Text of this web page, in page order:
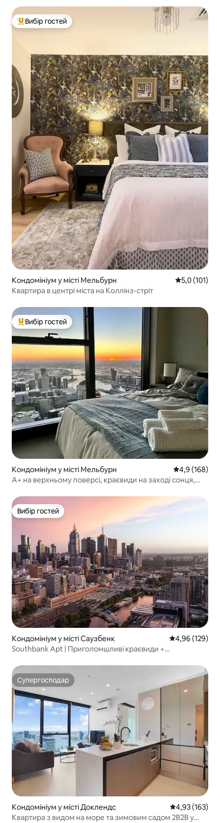
Топ вибір гостей
Вибір гостей
Кондомініум у місті Мельбурн Середня
5,0 (101)
Квартира в центрі міста на Коллінз-стріт
Топ вибір гостей
Вибір гостей
Кондомініум у місті Мельбурн Середня
4,9 (168)
A+ на верхньому поверсі, краєвиди на заході сонця,
Вибір гостей
Вибір гостей
Кондомініум у місті Саузбенк Середня
4,96 (129)
Southbank Apt | Приголомшливі краєвиди +
Супергосподар
Супергосподар
Кондомініум у місті Доклендс Середня
4,93 (163)
Квартира з видом на море та зимовим садом 2B2B у